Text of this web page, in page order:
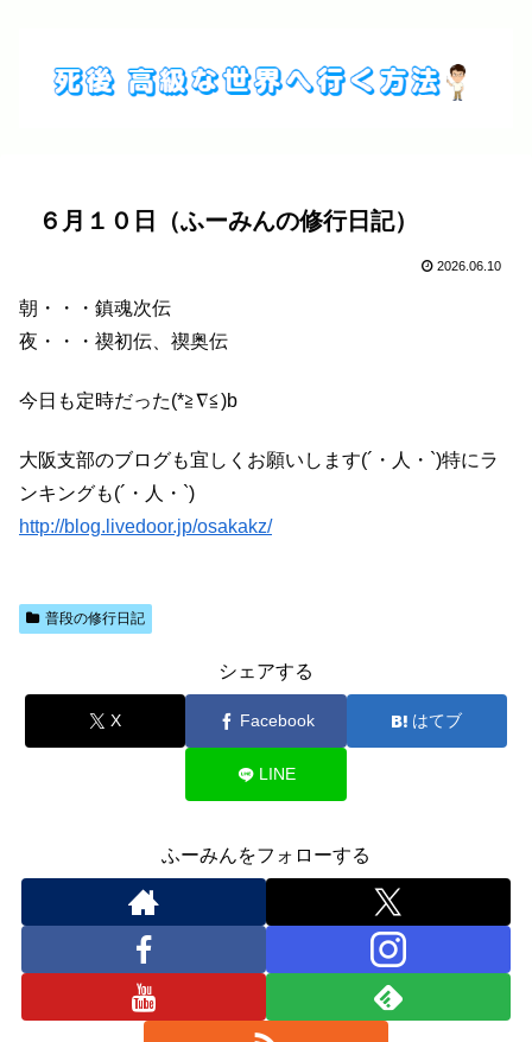
６月１０日（ふーみんの修行日記）
2026.06.10
朝・・・鎮魂次伝
夜・・・禊初伝、禊奥伝
今日も定時だった(*≧∇≦)b
大阪支部のブログも宜しくお願いします(´・人・`)特にラ
ンキングも(´・人・`)
http://blog.livedoor.jp/osakakz/
普段の修行日記
シェアする
X Facebook はてブ
LINE
ふーみんをフォローする